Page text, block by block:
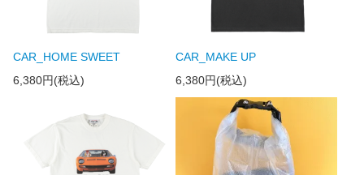
CAR_HOME SWEET
6,380円(税込)
CAR_MAKE UP
6,380円(税込)